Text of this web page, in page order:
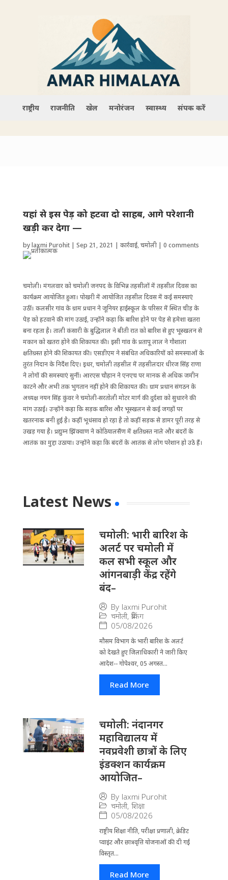
राष्ट्रीय राजनीति खेल मनोरंजन स्वास्थ्य संपर्क करें
यहां से इस पेड़ को हटवा दो साहब, आगे परेशानी
खड़ी कर देगा —
bylaxmi Purohit| Sep 21, 2021 | कार्रवाई,चमोली| 0 comments
चमोली। मंगलवार को चमोली जनपद के विभिन्न तहसीलों में तहसील दिवस का
कार्यक्रम आयोजित हुआ। पोखरी में आयोजित तहसील दिवस में कई समस्याएं
उठीं। कलसीर गांव के ग्राम प्रधान ने जूनियर हाईस्कूल के परिसर में स्थित चीड़ के
पेड़ को हटवाने की मांग उठाई, उन्होंने कहा कि बारिश होने पर पेड़ से हमेशा खतरा
बना रहता है। ताली कंसारी के बुद्धिलाल ने बीती रात को बारिश से हुए भूस्खलन से
मकान को खतरा होने की शिकायत की। इसी गांव के प्रतापू लाल ने गौशाला
क्षतिग्रस्त होने की शिकायत की। एसडीएम ने संबंधित अधिकारियों को समस्याओं के
तुरंत निदान के निर्देश दिए। इधर, चमोली तहसील में तहसीलदार धीरज सिंह राणा
ने लोगों की समस्याएं सुनीं। आरएस चौहान ने एनएच पर मानक से अधिक जमीन
काटने और अभी तक भुगतान नहीं होने की शिकायत की। ग्राम प्रधान संगठन के
अध्यक्ष नयन सिंह कुंवर ने चमोली-सरतोली मोटर मार्ग की दुर्दशा को सुधारने की
मांग उठाई। उन्होंने कहा कि सड़क बारिश और भूस्खलन से कई जगहों पर
खतरनाक बनी हुई है। कहीं भूधंसाव हो रहा है तो कहीं सड़क से डामर पूरी तरह से
उखड़ गया है। प्रद्युम्न झिंक्वाण ने कोठियालसैंण में क्षतिग्रस्त नाले और बंदरों के
आतंक का मुद्दा उठाया। उन्होंने कहा कि बंदरों के आतंक से लोग परेशान हो उठे हैं।
Latest News
चमोली: भारी बारिश के
अलर्ट पर चमोली में
कल सभी स्कूल और
आंगनबाड़ी केंद्र रहेंगे
बंद–
By laxmi Purohit
चमोली, ब्रेकिंग
05/08/2026
मौसम विभाग के भारी बारिश के अलर्ट
को देखते हुए जिला​धिकारी ने जारी किए
आदेश-- गोपेश्वर, 05 अगस्त...
Read More
चमोली: नंदानगर
महाविद्यालय में
नवप्रवेशी छात्रों के लिए
इंडक्शन कार्यक्रम
आयोजित–
By laxmi Purohit
चमोली, शिक्षा
05/08/2026
राष्ट्रीय शिक्षा नीति, परीक्षा प्रणाली, क्रेडिट
प्वाइंट और छात्रवृत्ति योजनाओं की दी गई
विस्तृत...
Read More